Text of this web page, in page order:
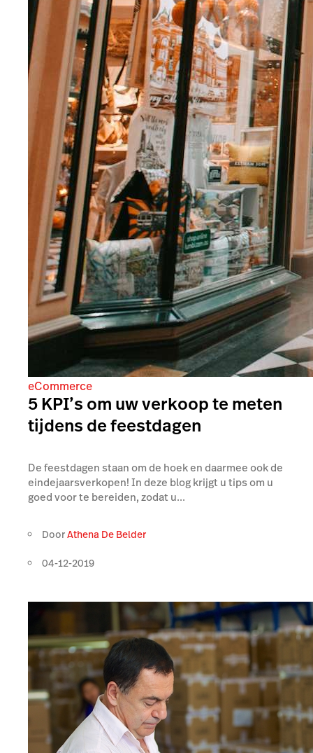
eCommerce
5 KPI’s om uw verkoop te meten
tijdens de feestdagen
De feestdagen staan om de hoek en daarmee ook de
eindejaarsverkopen! In deze blog krijgt u tips om u
goed voor te bereiden, zodat u...
DoorAthena De Belder
04-12-2019